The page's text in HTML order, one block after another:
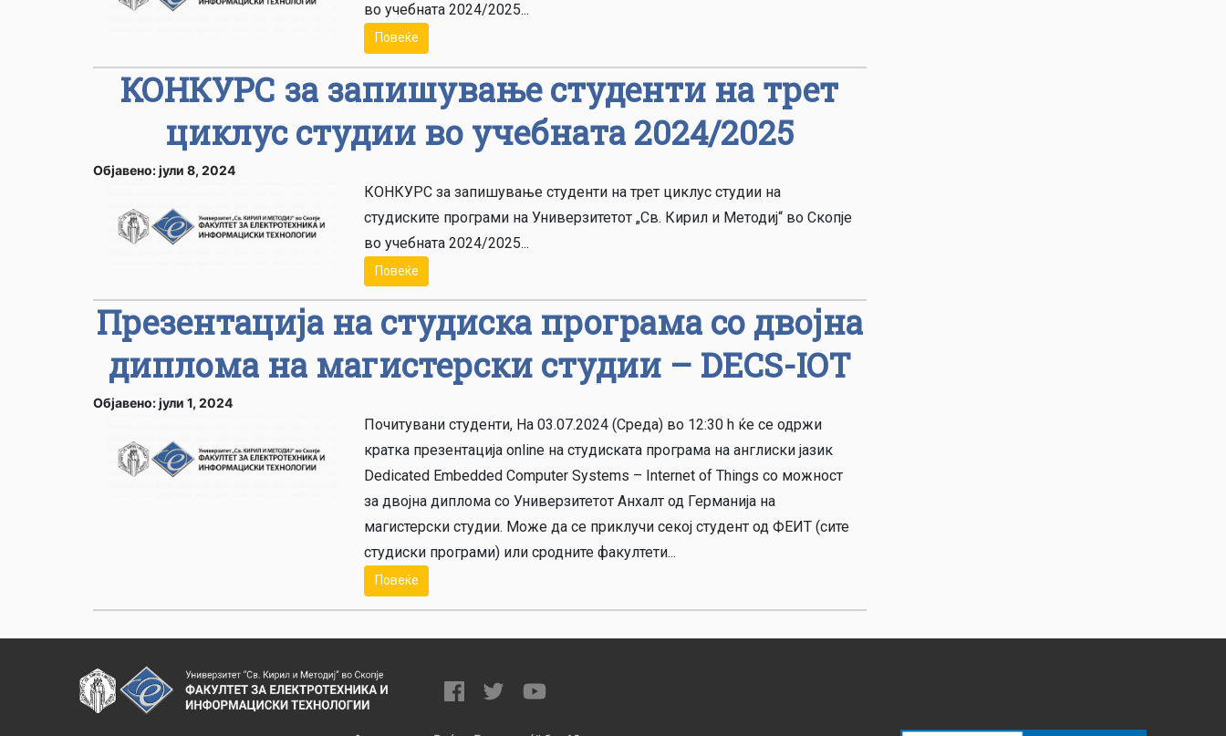
во учебната 2024/2025...
Повеќе
КОНКУРС за запишување студенти на трет
циклус студии во учебната 2024/2025
Објавено: јули 8, 2024
КОНКУРС за запишување студенти на трет циклус студии на
студиските програми на Универзитетот „Св. Кирил и Методиј“ во Скопје
во учебната 2024/2025...
Повеќе
Презентација на студиска програма со двојна
диплома на магистерски студии – DECS-IOТ
Објавено: јули 1, 2024
Почитувани студенти, На 03.07.2024 (Среда) во 12:30 h ќе се одржи
кратка презентација online на студиската програма на англиски јазик
Dedicated Embedded Computer Systems – Internet of Things со можност
за двојна диплома со Универзитетот Анхалт од Германија на
магистерски студии. Може да се приклучи секој студент од ФЕИТ (сите
студиски програми) или сродните факултети...
Повеќе